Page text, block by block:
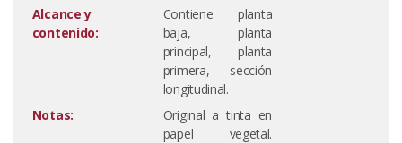
Alcance y
contenido:
Contiene planta
baja, planta
principal, planta
primera, sección
longitudinal.
Notas:
Original a tinta en
papel vegetal.